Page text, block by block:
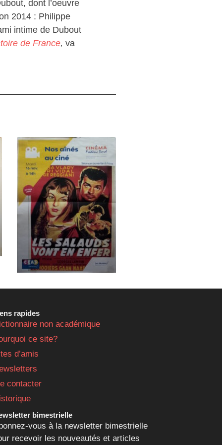
dont l’oeuvre
2014 : Philippe
intime de Dubout
de France, va
rapides
non académique
ce site?
d’amis
contacter
bimestrielle
vous à la newsletter bimestrielle
recevoir les nouveautés et articles